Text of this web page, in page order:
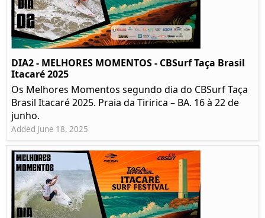
DIA2 - MELHORES MOMENTOS - CBSurf Taça Brasil
Itacaré 2025
Os Melhores Momentos segundo dia do CBSurf Taça
Brasil Itacaré 2025. Praia da Tiririca – BA. 16 à 22 de
junho.
Added June 18, 2025